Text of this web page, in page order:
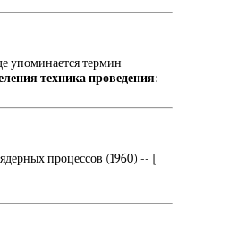
упоминается термин
техника проведения:
процессов (1960) -- [